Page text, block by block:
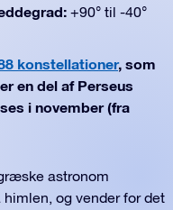
+90° til -40°
konstellationer, som
en del af Perseus
i november (fra
astronom
og vender for det